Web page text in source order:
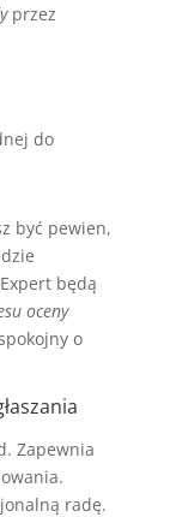
przez
do
być pewien,
będą
oceny
o
Zapewnia
radę.